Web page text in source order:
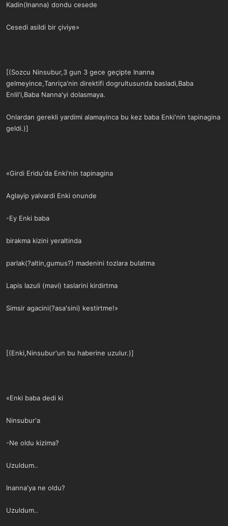
Kadin(Inanna) dondu cesede
Cesedi asildi bir çiviye»
[(Sozcu Ninsubur,3 gun 3 gece geçipte Inanna
gelmeyince,Tanriça'nin direktifi dogrultusunda basladi,Baba
Enlil'i,Baba Nanna'yi dolasmaya.
Onlardan gerekli yardimi alamayinca bu kez baba Enki'nin tapinagina
geldi.)]
«Girdi Eridu'da Enki'nin tapinagina
Aglayip yalvardi Enki onunde
-Ey Enki baba
birakma kizini yeraltinda
parlak(?altin,gumus?) madenini tozlara bulatma
Lapis lazuli (mavi) taslarini kirdirtma
Simsir agacini(?asa'sini) kestirtme!»
[(Enki,Ninsubur'un bu haberine uzulur.)]
«Enki baba dedi ki
Ninsubur'a
-Ne oldu kizima?
Uzuldum..
Inanna'ya ne oldu?
Uzuldum..